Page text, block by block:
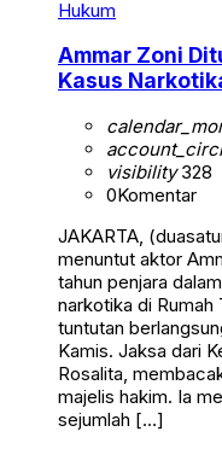
Hukum
Ammar Zoni
Kasus
visibility328
0Komentar
JAKARTA,
menuntut aktor
tahun penjara
narkotika di Rumah
tuntutan
Kamis. Jaksa dari
Rosalita,
majelis hakim. Ia
sejumlah […]